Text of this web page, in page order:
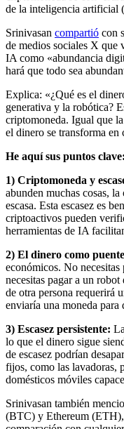
de la inteligencia artificial
Srinivasan compartió con
de medios sociales X que
IA como «abundancia
hará que todo sea
Explica: «¿Qué es el
generativa y la robótica?
criptomoneda. Igual que
el dinero se transforma en
He aquí sus puntos clave:
1) Criptomoneda y
abunden muchas cosas,
escasa. Esta escasez es
criptoactivos pueden
herramientas de IA
2) El dinero como
económicos. No
necesitas pagar a un
de otra persona requerirá
enviaría una moneda
3) Escasez persistente:
lo que el dinero sigue
de escasez podrían
fijos, como las lavadoras,
domésticos móviles
Srinivasan también
(BTC) y Ethereum (ETH),